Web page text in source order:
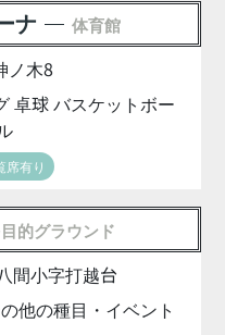
ナ 体育館
ノ木8
卓球 バスケットボー
席有り
的グラウンド
間小字打越台
他の種目・イベント